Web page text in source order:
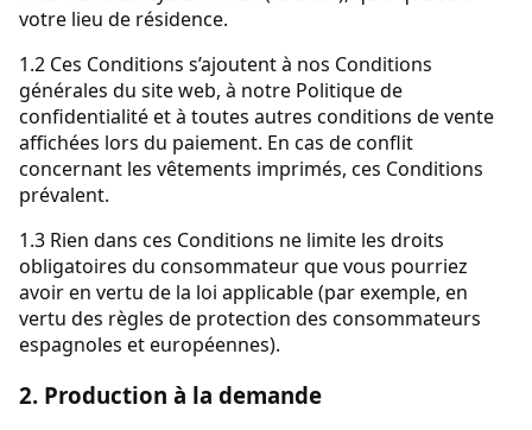
votre lieu de résidence.
1.2 Ces Conditions s’ajoutent à nos Conditions
générales du site web, à notre Politique de
confidentialité et à toutes autres conditions de vente
affichées lors du paiement. En cas de conflit
concernant les vêtements imprimés, ces Conditions
prévalent.
1.3 Rien dans ces Conditions ne limite les droits
obligatoires du consommateur que vous pourriez
avoir en vertu de la loi applicable (par exemple, en
vertu des règles de protection des consommateurs
espagnoles et européennes).
2. Production à la demande